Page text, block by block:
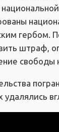
гербом.
штраф,
свободы
удалялись